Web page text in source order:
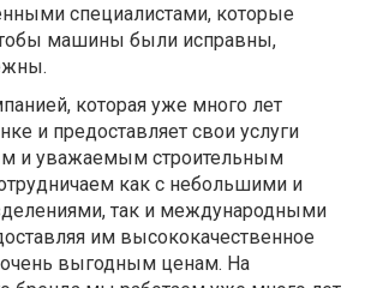
специалистами, которые
машины были исправны,
которая уже много лет
и предоставляет свои услуги
и уважаемым строительным
как с небольшими и
так и международными
им высококачественное
выгодным ценам. На